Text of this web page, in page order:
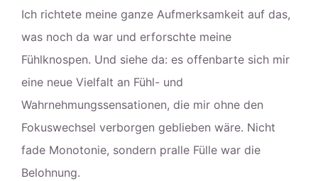
Ich richtete meine ganze Aufmerksamkeit auf das,
was noch da war und erforschte meine
Fühlknospen. Und siehe da: es offenbarte sich mir
eine neue Vielfalt an Fühl- und
Wahrnehmungssensationen, die mir ohne den
Fokuswechsel verborgen geblieben wäre. Nicht
fade Monotonie, sondern pralle Fülle war die
Belohnung.